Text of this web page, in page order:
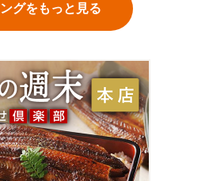
グをもっと見る